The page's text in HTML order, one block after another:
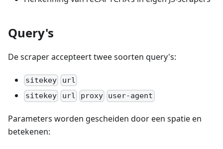
Query's
De scraper accepteert twee soorten query's:
sitekey
url
sitekey
url proxy user-agent
Parameters worden gescheiden door een spatie en
betekenen: